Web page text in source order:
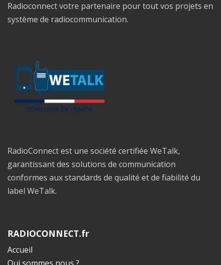
Radioconnect votre partenaire pour tout vos projets en
système de radiocommunication.
RadioConnect est une société certifiée WeTalk,
garantissant des solutions de communication
conformes aux standards de qualité et de fiabilité du
label WeTalk.
RADIOCONNECT.fr
Accueil